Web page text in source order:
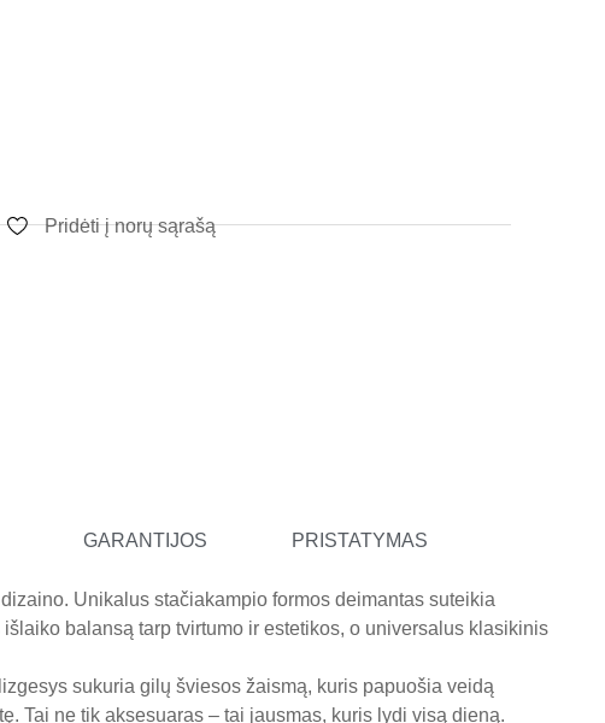
Pridėti į norų sąrašą
GARANTIJOS PRISTATYMAS
Unikalus stačiakampio formos deimantas suteikia
balansą tarp tvirtumo ir estetikos, o universalus klasikinis
sukuria gilų šviesos žaismą, kuris papuošia veidą
Tai ne tik aksesuaras – tai jausmas, kuris lydi visą dieną.